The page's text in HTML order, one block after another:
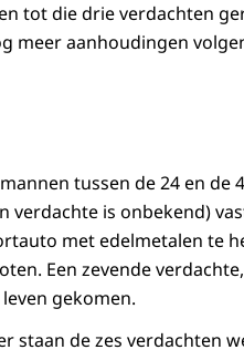
tot die drie verdachten
meer aanhoudingen
tussen de 24 en
verdachte is onbekend)
met edelmetalen te
Een zevende
gekomen.
staan de zes verdachten